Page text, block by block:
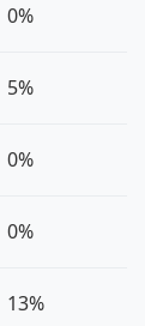
0%
5%
0%
0%
13%